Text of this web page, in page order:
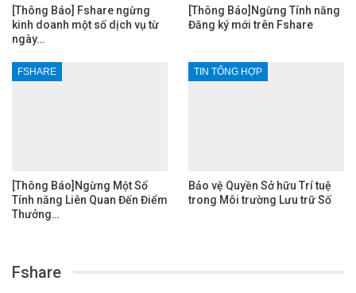
[Thông Báo] Fshare ngừng
kinh doanh một số dịch vụ từ
ngày…
[Thông Báo]Ngừng Tính năng
Đăng ký mới trên Fshare
FSHARE
[Thông Báo]Ngừng Một Số
Tính năng Liên Quan Đến Điểm
Thưởng…
TIN TỔNG HỢP
Bảo vệ Quyền Sở hữu Trí tuệ
trong Môi trường Lưu trữ Số
Fshare